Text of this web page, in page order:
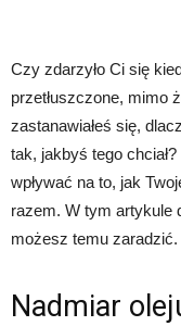
Czy zdarzyło Ci się
przetłuszczone, mimo
zastanawiałeś się,
tak, jakbyś tego
wpływać na to, jak
razem. W tym artykule
możesz temu zaradzić.
Nadmiar